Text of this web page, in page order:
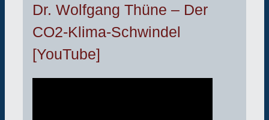
Dr. Wolfgang Thüne – Der
CO2-Klima-Schwindel
[YouTube]